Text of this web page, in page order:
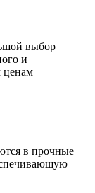
выбор
и
ценам
в прочные